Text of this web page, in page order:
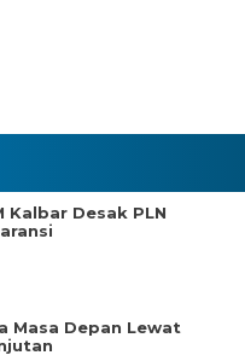
Kalbar Desak PLN
Masa Depan Lewat